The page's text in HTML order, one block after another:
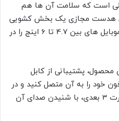
است که سلامت آن ها هم
هدست مجازی یک بخش کشویی
قرار گرفته است که می توانید موبایل های بین 4.7 تا 6 اینج را در
پشتیبانی از کابل
خود را به آن متصل کنید و در
کنار تجربه دنیای مجازی به صورت 3 بعدی، با شنیدن صدای آن